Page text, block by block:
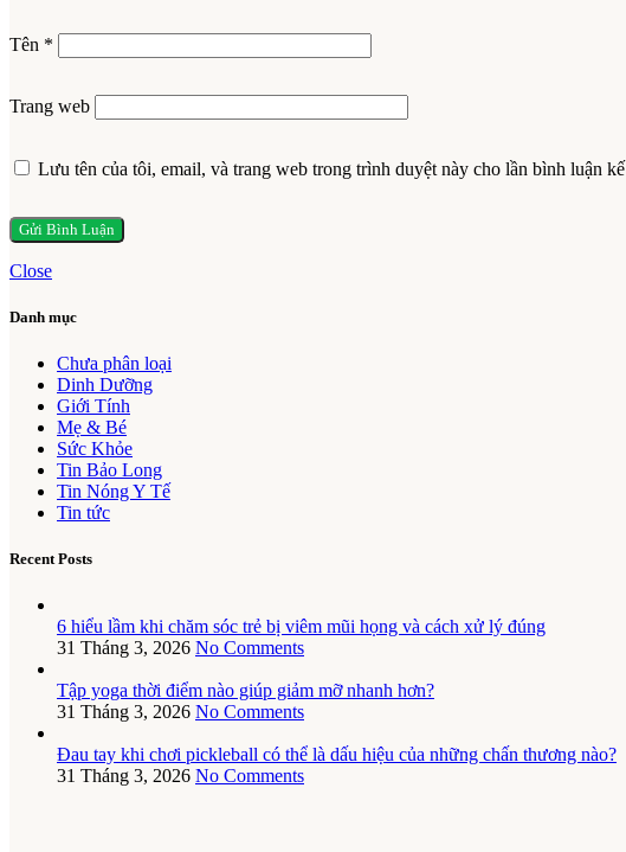
Tên *
Trang web
Lưu tên của tôi, email, và trang web trong trình duyệt này cho lần bình luận
Close
Danh mục
Chưa phân loại
Dinh Dưỡng
Giới Tính
Mẹ & Bé
Sức Khỏe
Tin Bảo Long
Tin Nóng Y Tế
Tin tức
Recent Posts
6 hiểu lầm khi chăm sóc trẻ bị viêm mũi họng và cách xử lý đúng
31 Tháng 3, 2026 No Comments
Tập yoga thời điểm nào giúp giảm mỡ nhanh hơn?
31 Tháng 3, 2026 No Comments
Đau tay khi chơi pickleball có thể là dấu hiệu của những chấn thương nào?
31 Tháng 3, 2026 No Comments